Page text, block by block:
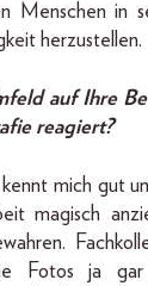
Menschen in
herzustellen.
auf Ihre
reagiert?
mich gut
magisch
Fotos ja gar